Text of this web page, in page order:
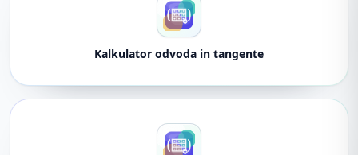
Kalkulator odvoda in tangente